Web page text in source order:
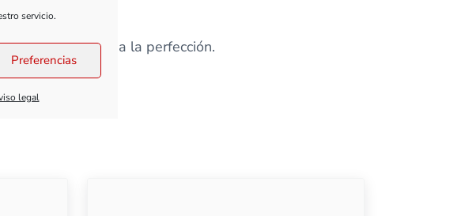
servicio.
Preferencias
legal
todo funciona a la perfección.